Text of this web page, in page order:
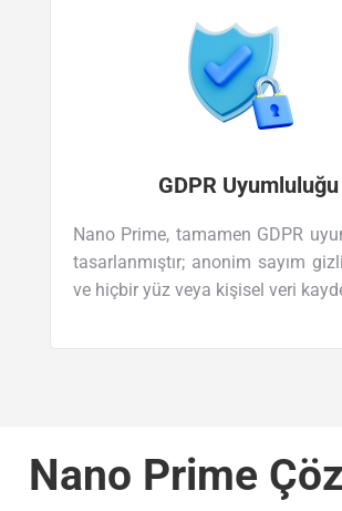
GDPR Uyumluluğu
Nano Prime, tamamen GDPR
tasarlanmıştır; anonim sayım
ve hiçbir yüz veya kişisel veri
Nano Prime